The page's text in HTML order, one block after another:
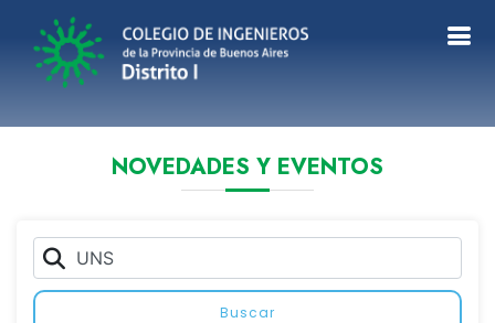
NOVEDADES Y EVENTOS
Buscar